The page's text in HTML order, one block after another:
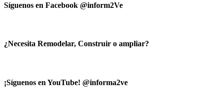
Síguenos en Facebook @inform2Ve
¿Necesita Remodelar, Construir o ampliar?
¡Síguenos en YouTube! @informa2ve